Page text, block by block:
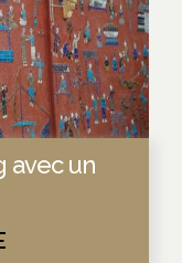
avec un